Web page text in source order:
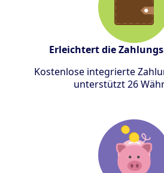
Erleichtert die
Kostenlose integrierte
unterstützt 26